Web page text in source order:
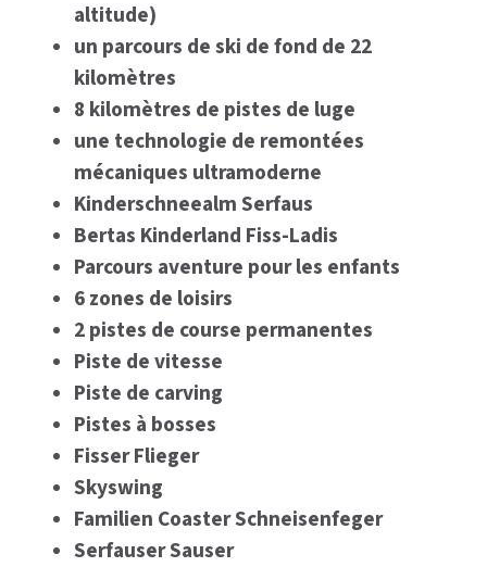
altitude)
un parcours de ski de fond de 22
kilomètres
8 kilomètres de pistes de luge
une technologie de remontées
mécaniques ultramoderne
Kinderschneealm Serfaus
Bertas Kinderland Fiss-Ladis
Parcours aventure pour les enfants
6 zones de loisirs
2 pistes de course permanentes
Piste de vitesse
Piste de carving
Pistes à bosses
Fisser Flieger
Skyswing
Familien Coaster Schneisenfeger
Serfauser Sauser